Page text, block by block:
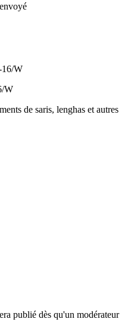
W
de saris, lenghas et autres
publié dès qu'un modérateur